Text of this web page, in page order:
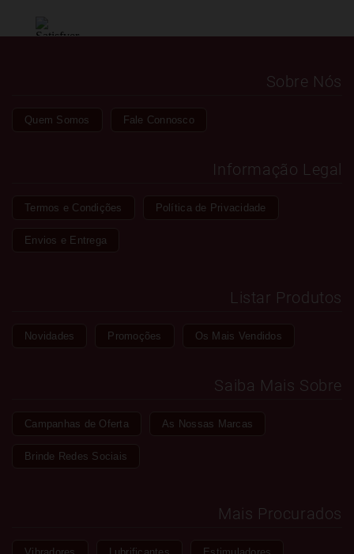
Sobre Nós
Quem Somos Fale Connosco
Informação Legal
Termos e Condições Política de Privacidade
Envios e Entrega
Listar Produtos
Novidades Promoções Os Mais Vendidos
Saiba Mais Sobre
Campanhas de Oferta As Nossas Marcas
Brinde Redes Sociais
Mais Procurados